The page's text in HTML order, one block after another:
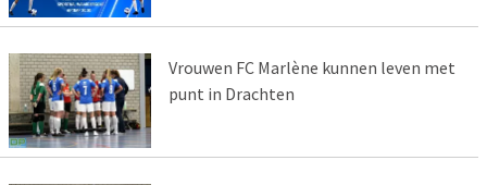
Vrouwen FC Marlène kunnen leven met
punt in Drachten